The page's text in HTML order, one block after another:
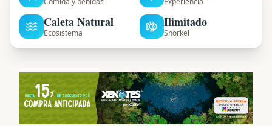
Caleta Natural
Ecosistema
Ilimitado
Snorkel